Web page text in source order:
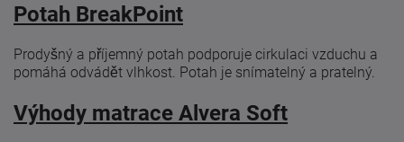
Potah BreakPoint
Prodyšný a příjemný potah podporuje cirkulaci vzduchu a
pomáhá odvádět vlhkost. Potah je snímatelný a pratelný.
Výhody matrace Alvera Soft